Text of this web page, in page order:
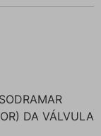
DA VÁLVULA